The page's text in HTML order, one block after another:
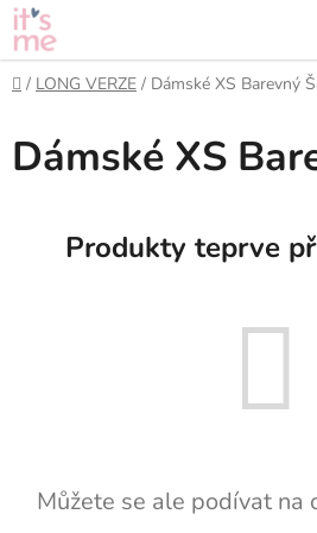
Přejít
na
obsah
Domů
/ LONG VERZE / Dámské XS Barevný
Dámské XS
Produkty teprve
Můžete se ale podívat na